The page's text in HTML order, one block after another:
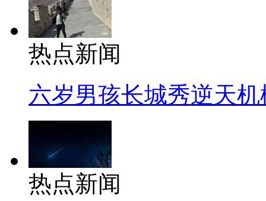
热点新闻
六岁男孩长城秀逆天机
热点新闻